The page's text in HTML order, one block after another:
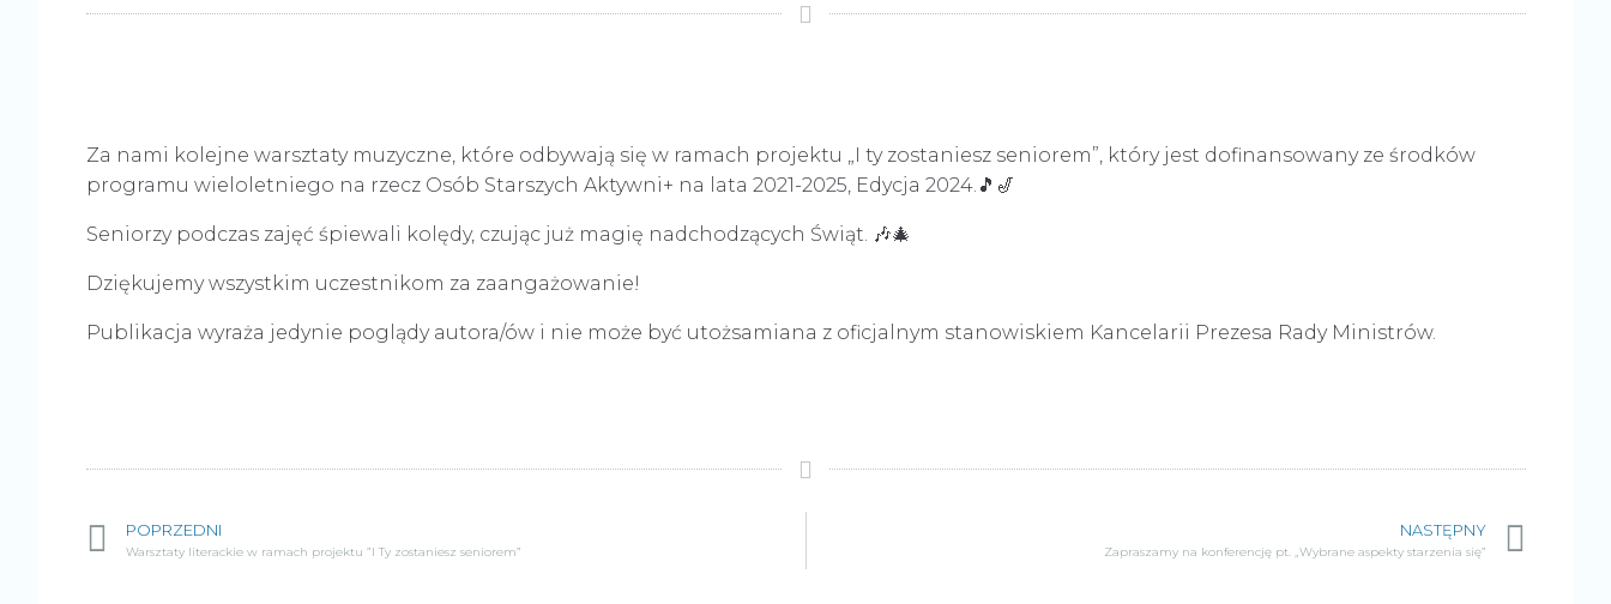
Za nami kolejne warsztaty muzyczne, które odbywają się w ramach projektu „I ty zostaniesz seniorem”, który jest dofinansowany ze środków
programu wieloletniego na rzecz Osób Starszych Aktywni+ na lata 2021-2025, Edycja 2024.🎵🎷
Seniorzy podczas zajęć śpiewali kolędy, czując już magię nadchodzących Świąt. 🎶🎄
Dziękujemy wszystkim uczestnikom za zaangażowanie!
Publikacja wyraża jedynie poglądy autora/ów i nie może być utożsamiana z oficjalnym stanowiskiem Kancelarii Prezesa Rady Ministrów.
POPRZEDNI
Warsztaty literackie w ramach projektu ”I Ty zostaniesz seniorem”
NASTĘPNY
Zapraszamy na konferencję pt. „Wybrane aspekty starzenia się”